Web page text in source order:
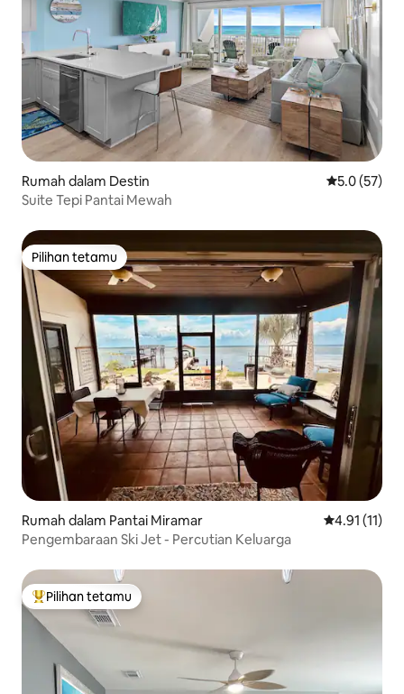
Rumah dalam Destin Penarafan
5.0 (57)
Suite Tepi Pantai Mewah
Pilihan tetamu
Pilihan tetamu
Rumah dalam Pantai Miramar Penarafan
4.91 (11)
Pengembaraan Ski Jet - Percutian Keluarga
Pilihan utama tetamu
Pilihan tetamu